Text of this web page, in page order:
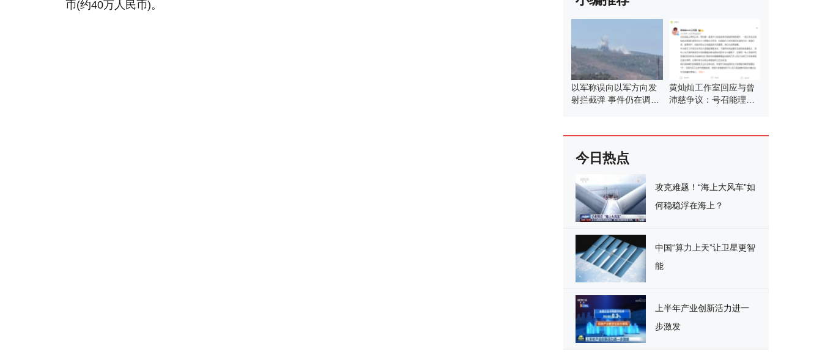
币(约40万人民币)。
以军称误向以军方向发
射拦截弹 事件仍在调查
黄灿灿工作室回应与曾
沛慈争议：号召能理智
今日热点
攻克难题！“海上大风车”如
何稳稳浮在海上？
中国“算力上天”让卫星更智
能
上半年产业创新活力进一
步激发